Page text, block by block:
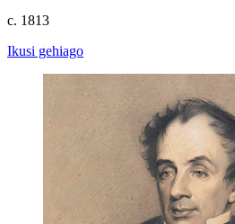
c. 1813
Ikusi gehiago